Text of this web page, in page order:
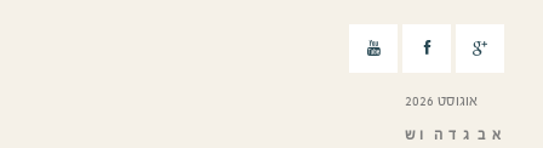
אוגוסט 2026
א ב ג ד ה ו ש